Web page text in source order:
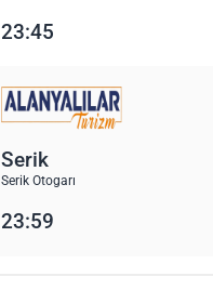
23:45
Serik
Serik Otogarı
23:59